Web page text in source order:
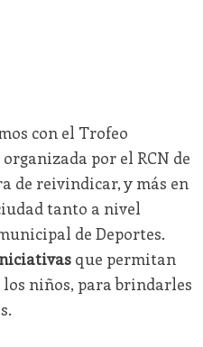
con el Trofeo
por el RCN de
de reivindicar, y más en
tanto a nivel
de Deportes.
que permitan
los niños, para brindarles